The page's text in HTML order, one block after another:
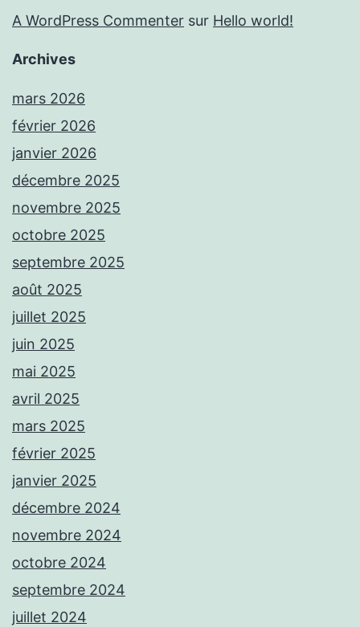
A WordPress Commenter sur Hello world!
Archives
mars 2026
février 2026
janvier 2026
décembre 2025
novembre 2025
octobre 2025
septembre 2025
août 2025
juillet 2025
juin 2025
mai 2025
avril 2025
mars 2025
février 2025
janvier 2025
décembre 2024
novembre 2024
octobre 2024
septembre 2024
juillet 2024